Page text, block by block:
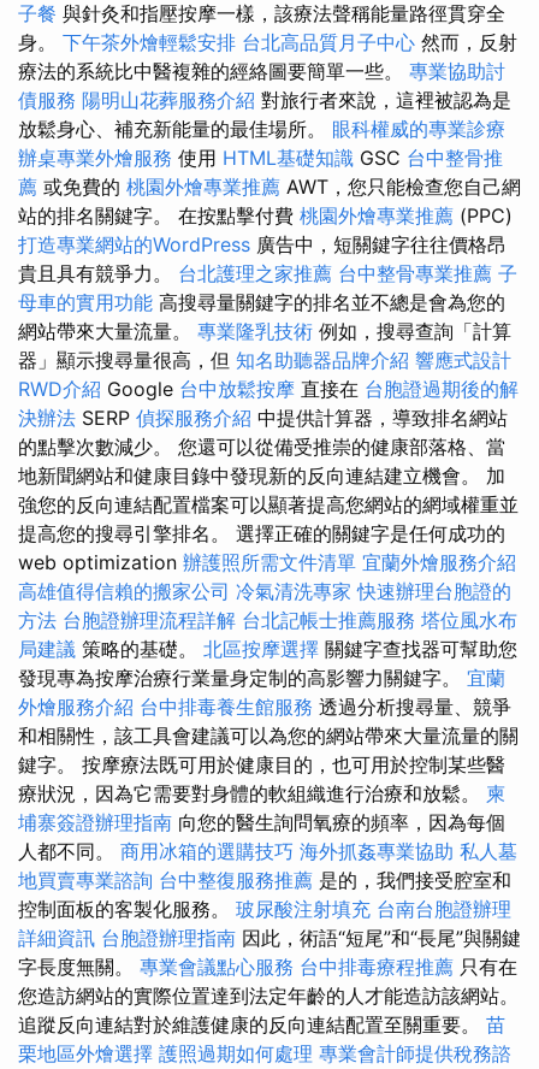
子餐 與針灸和指壓按摩一樣，該療法聲稱能量路徑貫穿全
身。 下午茶外燴輕鬆安排 台北高品質月子中心 然而，反射
療法的系統比中醫複雜的經絡圖要簡單一些。 專業協助討
債服務 陽明山花葬服務介紹 對旅行者來說，這裡被認為是
放鬆身心、補充新能量的最佳場所。 眼科權威的專業診療
辦桌專業外燴服務 使用 HTML基礎知識 GSC 台中整骨推
薦 或免費的 桃園外燴專業推薦 AWT，您只能檢查您自己網
站的排名關鍵字。 在按點擊付費 桃園外燴專業推薦 (PPC)
打造專業網站的WordPress 廣告中，短關鍵字往往價格昂
貴且具有競爭力。 台北護理之家推薦 台中整骨專業推薦 子
母車的實用功能 高搜尋量關鍵字的排名並不總是會為您的
網站帶來大量流量。 專業隆乳技術 例如，搜尋查詢「計算
器」顯示搜尋量很高，但 知名助聽器品牌介紹 響應式設計
RWD介紹 Google 台中放鬆按摩 直接在 台胞證過期後的解
決辦法 SERP 偵探服務介紹 中提供計算器，導致排名網站
的點擊次數減少。 您還可以從備受推崇的健康部落格、當
地新聞網站和健康目錄中發現新的反向連結建立機會。 加
強您的反向連結配置檔案可以顯著提高您網站的網域權重並
提高您的搜尋引擎排名。 選擇正確的關鍵字是任何成功的
web optimization 辦護照所需文件清單 宜蘭外燴服務介紹
高雄值得信賴的搬家公司 冷氣清洗專家 快速辦理台胞證的
方法 台胞證辦理流程詳解 台北記帳士推薦服務 塔位風水布
局建議 策略的基礎。 北區按摩選擇 關鍵字查找器可幫助您
發現專為按摩治療行業量身定制的高影響力關鍵字。 宜蘭
外燴服務介紹 台中排毒養生館服務 透過分析搜尋量、競爭
和相關性，該工具會建議可以為您的網站帶來大量流量的關
鍵字。 按摩療法既可用於健康目的，也可用於控制某些醫
療狀況，因為它需要對身體的軟組織進行治療和放鬆。 柬
埔寨簽證辦理指南 向您的醫生詢問氧療的頻率，因為每個
人都不同。 商用冰箱的選購技巧 海外抓姦專業協助 私人墓
地買賣專業諮詢 台中整復服務推薦 是的，我們接受腔室和
控制面板的客製化服務。 玻尿酸注射填充 台南台胞證辦理
詳細資訊 台胞證辦理指南 因此，術語“短尾”和“長尾”與關鍵
字長度無關。 專業會議點心服務 台中排毒療程推薦 只有在
您造訪網站的實際位置達到法定年齡的人才能造訪該網站。
追蹤反向連結對於維護健康的反向連結配置至關重要。 苗
栗地區外燴選擇 護照過期如何處理 專業會計師提供稅務諮